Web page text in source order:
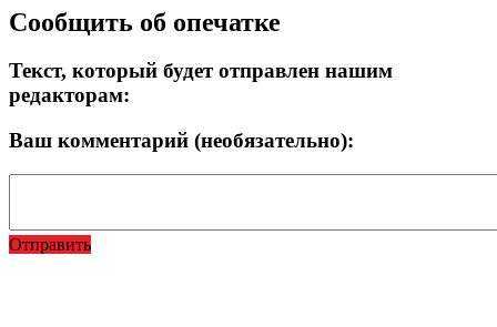
Сообщить об опечатке
Текст, который будет отправлен нашим
редакторам:
Ваш комментарий (необязательно):
Отправить